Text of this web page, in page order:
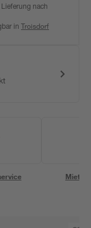
Lieferung nach
in Troisdorf